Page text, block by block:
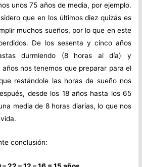
unos 75 años de media, por ejemplo.
que en los últimos diez quizás es
muchos sueños, por lo que en este
De los sesenta y cinco años
durmiendo (8 horas al día) y
nos tenemos que preparar para el
restándole las horas de sueño nos
desde los 18 años hasta los 65
media de 8 horas diarias, lo que nos
conclusión: